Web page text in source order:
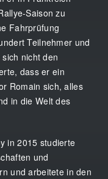
Saison zu
Fahrprüfung
Teilnehmer und
nicht den
dass er ein
Romain sich, alles
in die Welt des
in 2015 studierte
und
und arbeitete in den